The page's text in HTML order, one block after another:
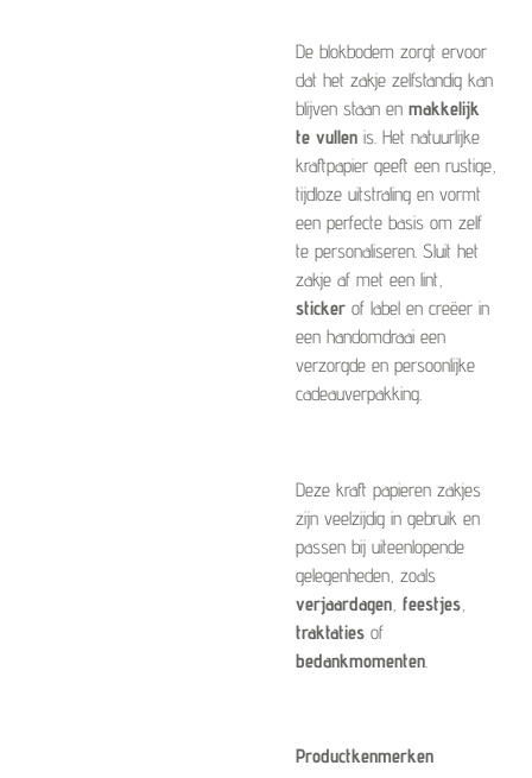
De blokbodem zorgt ervoor
dat het zakje zelfstandig kan
blijven staan en makkelijk
te vullen is. Het natuurlijke
kraftpapier geeft een rustige,
tijdloze uitstraling en vormt
een perfecte basis om zelf
te personaliseren. Sluit het
zakje af met een lint,
sticker of label en creëer in
een handomdraai een
verzorgde en persoonlijke
cadeauverpakking.
Deze kraft papieren zakjes
zijn veelzijdig in gebruik en
passen bij uiteenlopende
gelegenheden, zoals
verjaardagen feestjes
traktaties of
bedankmomenten
Productkenmerken